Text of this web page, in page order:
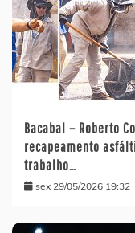
Bacabal – Roberto
recapeamento
trabalho…
sex 29/05/2026 19:32